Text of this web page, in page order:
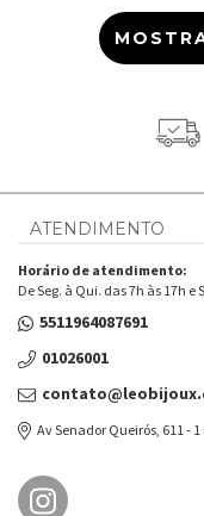
ATENDIMENTO
Horário de atendimento:
De Seg. à Qui. das 7h às 17h e
5511964087691
01026001
Av Senador Queirós, 611 -